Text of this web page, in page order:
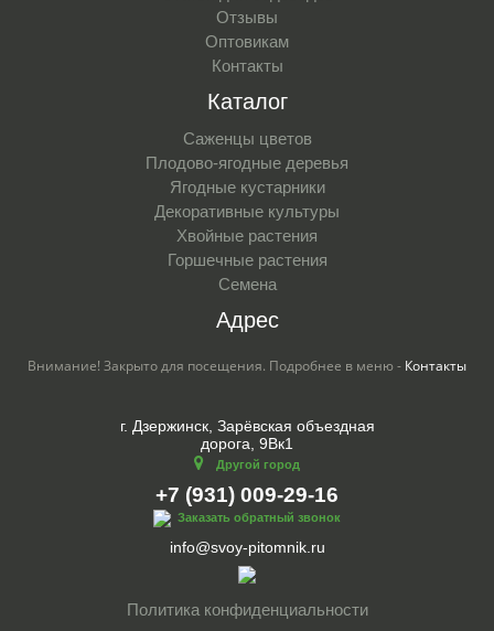
Отзывы
Оптовикам
Контакты
Каталог
Саженцы цветов
Плодово-ягодные деревья
Ягодные кустарники
Декоративные культуры
Хвойные растения
Горшечные растения
Семена
Адрес
Внимание! Закрыто для посещения. Подробнее в меню - Контакты
г. Дзержинск, Зарёвская объездная
дорога, 9Вк1
Другой город
+7 (931) 009-29-16
Заказать обратный звонок
info@svoy-pitomnik.ru
Политика конфиденциальности